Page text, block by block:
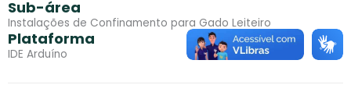
Sub-área
Instalações de Confinamento para Gado Leiteiro
Plataforma
IDE Arduíno